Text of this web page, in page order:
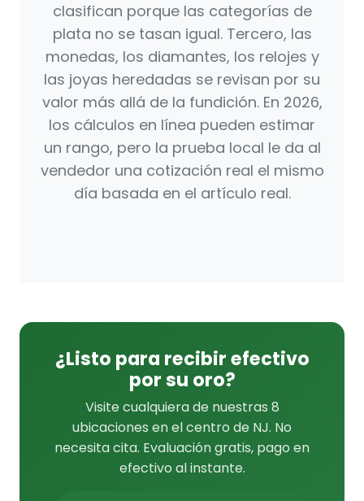
clasifican porque las categorías de
plata no se tasan igual. Tercero, las
monedas, los diamantes, los relojes y
las joyas heredadas se revisan por su
valor más allá de la fundición. En 2026,
los cálculos en línea pueden estimar
un rango, pero la prueba local le da al
vendedor una cotización real el mismo
día basada en el artículo real.
¿Listo para recibir efectivo
por su oro?
Visite cualquiera de nuestras 8
ubicaciones en el centro de NJ. No
necesita cita. Evaluación gratis, pago en
efectivo al instante.